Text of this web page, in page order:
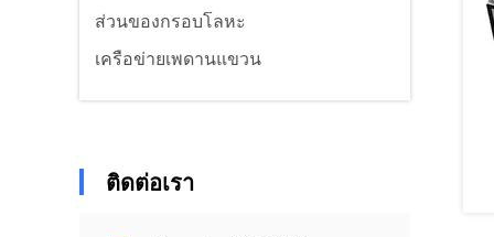
ส่วนของกรอบโลหะ
เครือข่ายเพดานแขวน
ติดต่อเรา